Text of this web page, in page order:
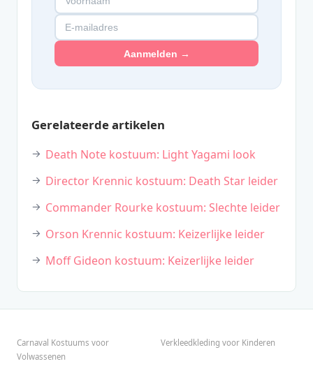
Aanmelden →
Gerelateerde artikelen
Death Note kostuum: Light Yagami look
Director Krennic kostuum: Death Star leider
Commander Rourke kostuum: Slechte leider
Orson Krennic kostuum: Keizerlijke leider
Moff Gideon kostuum: Keizerlijke leider
Carnaval Kostuums voor
Volwassenen
Verkleedkleding voor Kinderen